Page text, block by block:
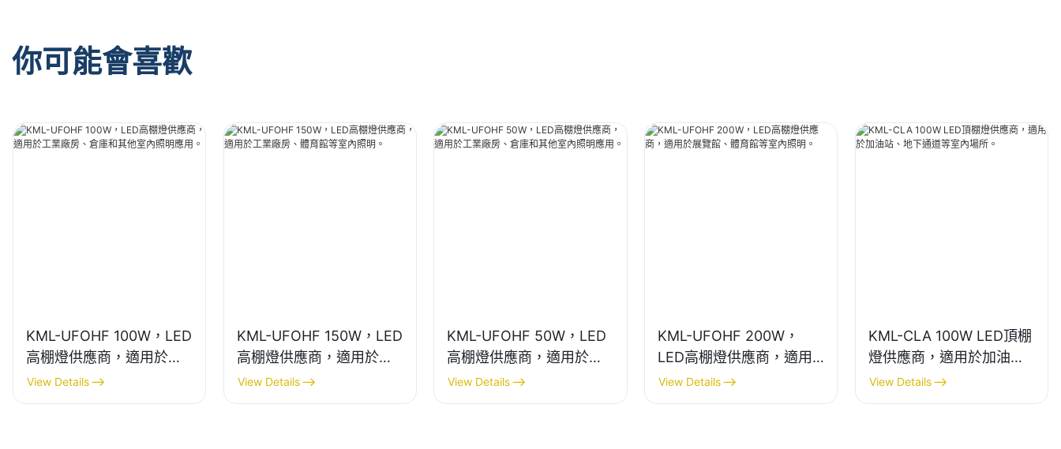
你可能會喜歡
KML-UFOHF 100W，LED
高棚燈供應商，適用於工
業廠房、倉庫和其他室內
照明應用。
View Details
KML-UFOHF 150W，LED
高棚燈供應商，適用於工
業廠房、體育館等室內照
明。
View Details
KML-UFOHF 50W，LED
高棚燈供應商，適用於工
業廠房、倉庫和其他室內
照明應用。
View Details
KML-UFOHF 200W，
LED高棚燈供應商，適用
於展覽館、體育館等室內
照明。
View Details
KML-CLA 100W LED頂棚
燈供應商，適用於加油
站、地下通道等室內場
所。
View Details